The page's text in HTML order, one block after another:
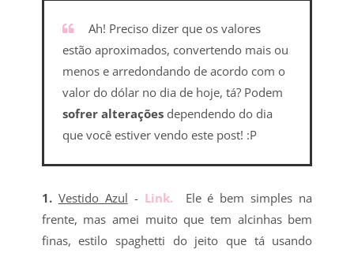
Ah! Preciso dizer que os valores
estão aproximados, convertendo mais ou
menos e arredondando de acordo com o
valor do dólar no dia de hoje, tá? Podem
sofrer alteraçõesdependendo do dia
que você estiver vendo este post! :P
1. Vestido Azul - Link.
Ele é bem simples na
frente, mas amei muito que tem alcinhas bem
finas, estilo spaghetti do jeito que tá usando